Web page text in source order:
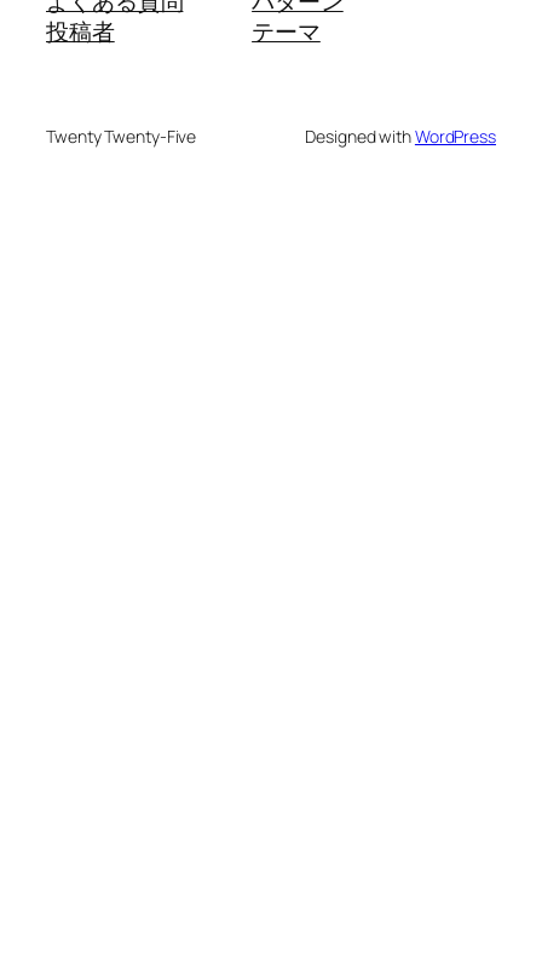
投稿者
テーマ
Twenty Twenty-Five Designed withWordPress